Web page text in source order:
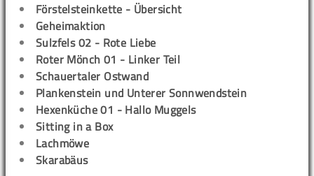
Förstelsteinkette - Übersicht
Geheimaktion
Sulzfels 02 - Rote Liebe
Roter Mönch 01 - Linker Teil
Schauertaler Ostwand
Plankenstein und Unterer Sonnwendstein
Hexenküche 01 - Hallo Muggels
Sitting in a Box
Lachmöwe
Skarabäus